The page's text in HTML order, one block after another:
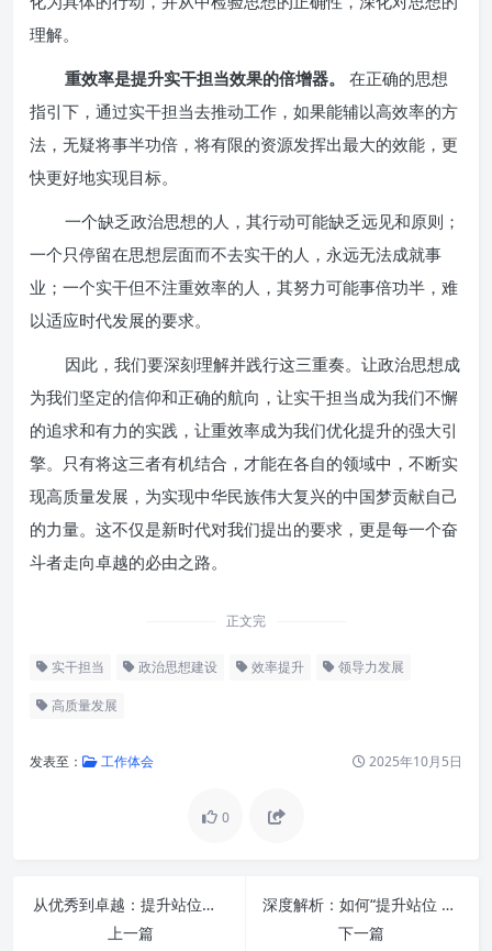
理解。
重效率是提升实干担当效果的倍增器。
在正确的思想
指引下，通过实干担当去推动工作，如果能辅以高效率的方
法，无疑将事半功倍，将有限的资源发挥出最大的效能，更
快更好地实现目标。
一个缺乏政治思想的人，其行动可能缺乏远见和原则；
一个只停留在思想层面而不去实干的人，永远无法成就事
业；一个实干但不注重效率的人，其努力可能事倍功半，难
以适应时代发展的要求。
因此，我们要深刻理解并践行这三重奏。让政治思想成
为我们坚定的信仰和正确的航向，让实干担当成为我们不懈
的追求和有力的实践，让重效率成为我们优化提升的强大引
擎。只有将这三者有机结合，才能在各自的领域中，不断实
现高质量发展，为实现中华民族伟大复兴的中国梦贡献自己
的力量。这不仅是新时代对我们提出的要求，更是每一个奋
斗者走向卓越的必由之路。
正文完
实干担当 政治思想建设 效率提升 领导力发展
高质量发展
发表至： 工作体会 2025年10月5日
0
从优秀到卓越：提升站位、提高水平，推进办公室工作再上新台阶
上一篇
深度解析：如何“提升站位 提高水平 推进办公室工作再上新台阶”
下一篇